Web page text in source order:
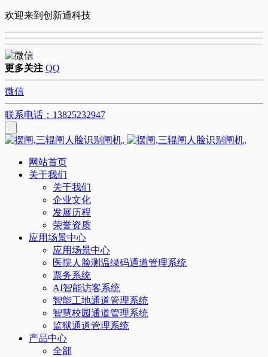
欢迎来到创新通科技
更多关注 QQ
微信
联系电话：13825232947
网站首页
关于我们
关于我们
企业文化
发展历程
荣誉资质
应用场景中心
应用场景中心
医院人脸测温绿码通道管理系统
票务系统
AI智能访客系统
智能工地通道管理系统
智慧校园通道管理系统
监狱通道管理系统
产品中心
全部